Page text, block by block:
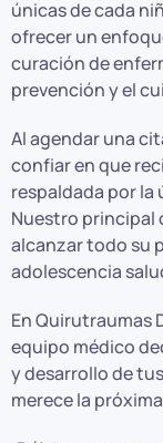
únicas de cada
ofrecer un
curación de
prevención y el
Al agendar una
confiar en que
respaldada por
Nuestro principal
alcanzar todo su
adolescencia
En Quirutraumas
equipo médico
y desarrollo de
merece la